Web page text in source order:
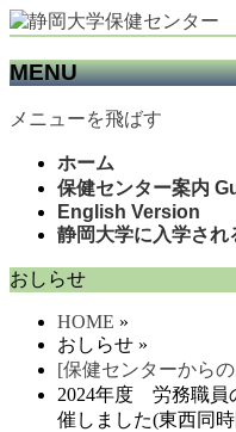
MENU
メニューを飛ばす
ホーム
保健センター案内
English Version
静岡大学に入学され
おしらせ
HOME »
おしらせ »
[保健センターから
2024年度 労務職員
催しました(東西同